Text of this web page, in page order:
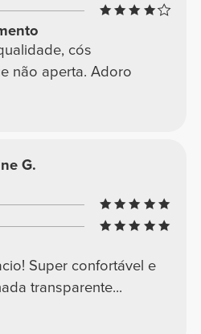
cós
não aperta. Adoro
G.
Super confortável e
transparente...